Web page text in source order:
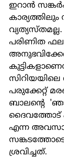
ഇറാന്‍
പരിണിത
പരുക്കേറ്റ്
ബാലന്‍റെ
ദൈവത്തോട്
എന്ന
ശ്രവിച്ചത്.